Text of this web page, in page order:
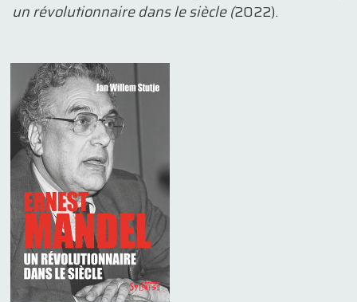
un révolutionnaire dans le siècle (2022).